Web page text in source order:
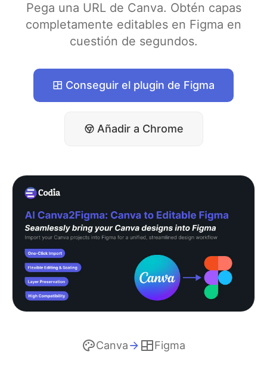
Pega una URL de Canva. Obtén capas
completamente editables en Figma en
cuestión de segundos.
Conseguir el plugin de Figma
Añadir a Chrome
Canva Figma